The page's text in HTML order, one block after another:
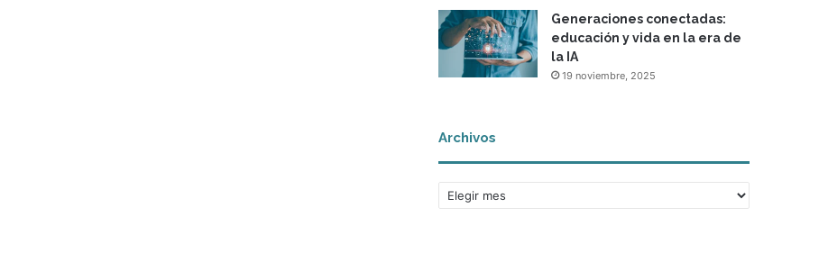
Generaciones conectadas:
educación y vida en la era de
la IA
19 noviembre, 2025
Archivos
r